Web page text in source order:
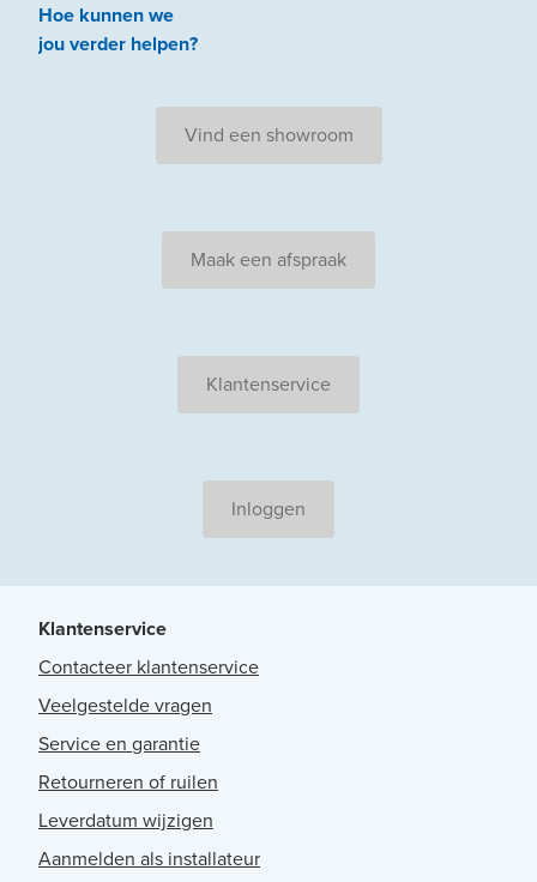
Hoe kunnen we
jouverder helpen?
Vind een showroom
Maak een afspraak
Klantenservice
Inloggen
Klantenservice
Contacteer klantenservice
Veelgestelde vragen
Service en garantie
Retourneren of ruilen
Leverdatum wijzigen
Aanmelden als installateur